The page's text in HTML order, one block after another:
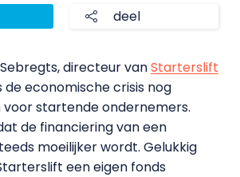
deel
directeur vanStarterslift
de economische crisis nog
voor startende ondernemers.
de financiering van een
moeilijker wordt. Gelukkig
een eigen fonds